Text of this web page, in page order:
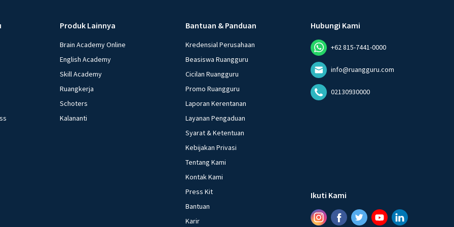
Produk Lainnya
Brain Academy Online
English Academy
Skill Academy
Ruangkerja
Schoters
Kalananti
Bantuan & Panduan
Kredensial Perusahaan
Beasiswa Ruangguru
Cicilan Ruangguru
Promo Ruangguru
Laporan Kerentanan
Layanan Pengaduan
Syarat & Ketentuan
Kebijakan Privasi
Tentang Kami
Kontak Kami
Press Kit
Bantuan
Karir
Hubungi Kami
+62 815-7441-0000
info@ruangguru.com
02130930000
Ikuti Kami